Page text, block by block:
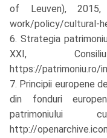
of Leuven), 2015,
work/policy/cultural-
6. Strategia
XXI,
https://patrimoniu.ro/
7. Principii europene
din fonduri
patrimoniului
http://